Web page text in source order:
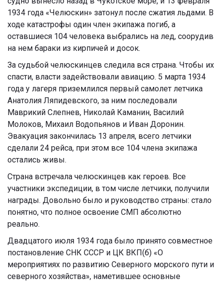
1934 года «Челюскин» затонул после сжатия льдами. В
ходе катастрофы один член экипажа погиб, а
оставшиеся 104 человека выбрались на лед, соорудив
на нем бараки из кирпичей и досок.
За судьбой челюскинцев следила вся страна. Чтобы их
спасти, власти задействовали авиацию. 5 марта 1934
года у лагеря приземлился первый самолет летчика
Анатолия Ляпидевского, за ним последовали
Маврикий Слепнев, Николай Каманин, Василий
Молоков, Михаил Водопьянов и Иван Доронин.
Эвакуация закончилась 13 апреля, всего летчики
сделали 24 рейса, при этом все 104 члена экипажа
остались живы.
Страна встречала челюскинцев как героев. Все
участники экспедиции, в том числе летчики, получили
награды. Довольно было и руководство страны: стало
понятно, что полное освоение СМП абсолютно
реально.
Двадцатого июля 1934 года было принято совместное
постановление СНК СССР и ЦК ВКП(б) «О
мероприятиях по развитию Северного морского пути и
северного хозяйства», наметившее основные